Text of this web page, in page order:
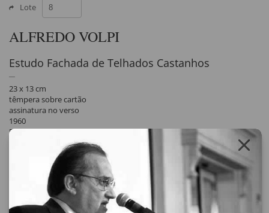
Lote
ALFREDO VOLPI
Estudo Fachada de Telhados Castanhos
23 x 13 cm
têmpera sobre cartão
assinatura no verso
1960
Registrada no Catálogo Raisonné de Volpi ACOAV 0799. Publicada no
Alfredo Volpi: Catálogo de obras. Instituto Alfredo Volpi de Arte
Moderna. São Paulo, 2015. P. 168.
Participou da exposição Volpi: projetos e estudos, em retrospectiva: as
décadas de 40-70 na Pinacoteca do Estado de São Paulo, 1993.
Livro: Volpi projetos e estudos : em retrospectiva, décadas 40-70 /
curadoria de Ladi Biezus ; estudo introdutório de Olivio Tavares de
Araujo. São Paulo : Secretaria de Estado da Cultura, 1993. Sem página.